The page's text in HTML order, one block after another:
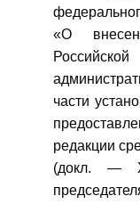
«О
части
редакции
(докл. —